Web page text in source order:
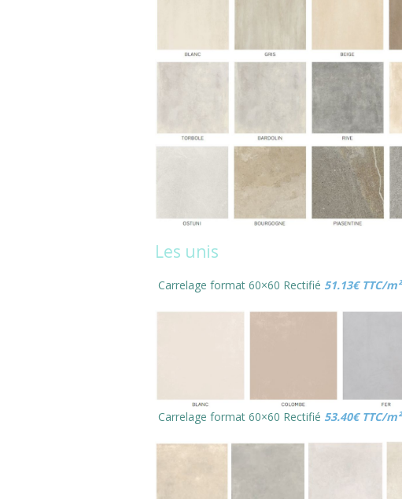
Les unis
Carrelage format 60×60 Rectifié 51.13€ TTC/m²
Carrelage format 60×60 Rectifié 53.40€ TTC/m²